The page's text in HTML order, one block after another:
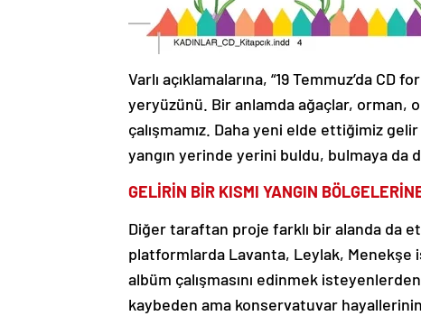
Varlı açıklamalarına, “19 Temmuz’da CD
yeryüzünü. Bir anlamda ağaçlar, orman,
çalışmamız. Daha yeni elde ettiğimiz
yangın yerinde yerini buldu, bulmaya da
GELİRİN BİR KISMI YANGIN
Diğer taraftan proje farklı bir alanda da
platformlarda Lavanta, Leylak, Menekşe
albüm çalışmasını edinmek
kaybeden ama konservatuvar